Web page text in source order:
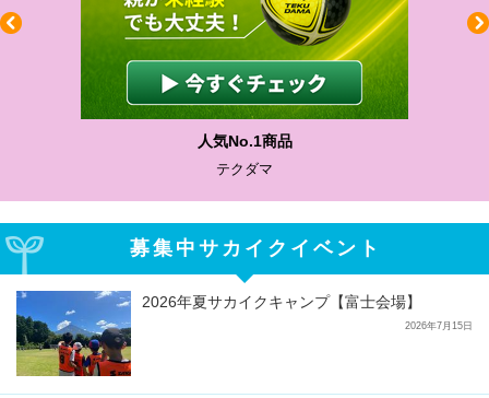
人気No.1商品
テクダマ
募集中サカイクイベント
2026年夏サカイクキャンプ【富士会場】
2026年7月15日